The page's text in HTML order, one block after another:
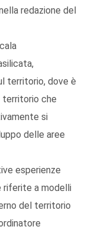
redazione del
territorio, dove è
territorio che
si
delle aree
esperienze
riferite a modelli
del territorio